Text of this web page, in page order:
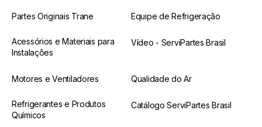
Partes Originais Trane Equipe de Refrigeração
Acessórios e Materiais para
Instalações
Vídeo - ServiPartes Brasil
Motores e Ventiladores Qualidade do Ar
Refrigerantes e Produtos
Químicos
Catálogo ServiPartes Brasil